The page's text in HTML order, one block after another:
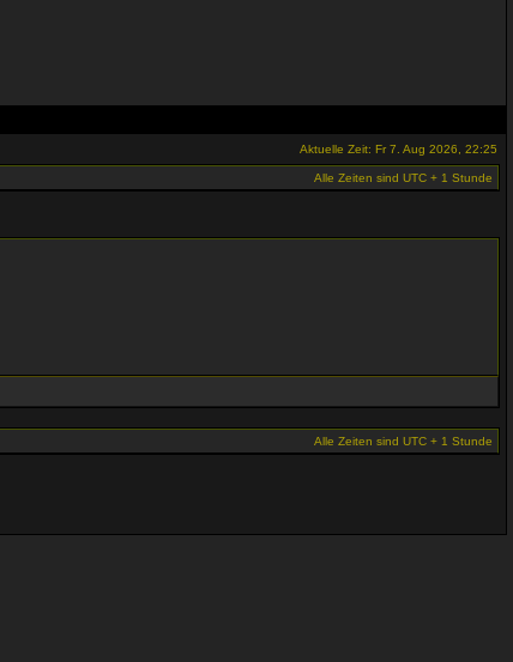
Aktuelle Zeit: Fr 7. Aug 2026, 22:25
Alle Zeiten sind UTC + 1 Stunde
Alle Zeiten sind UTC + 1 Stunde